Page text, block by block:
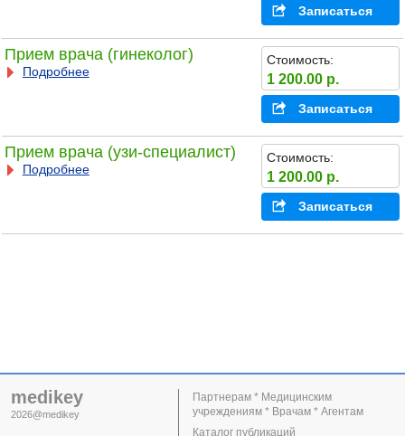
Записаться
Прием врача (гинеколог)
Подробнее
Стоимость:
1 200.00 р.
Записаться
Прием врача (узи-специалист)
Подробнее
Стоимость:
1 200.00 р.
Записаться
medikey
2026@medikey
Партнерам * Медицинским
учреждениям * Врачам * Агентам
Каталог публикаций